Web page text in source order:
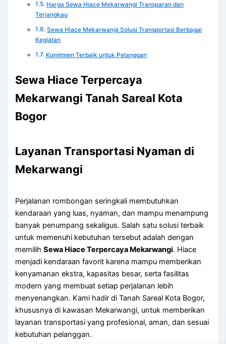
Harga Sewa Hiace Mekarwangi Transparan dan
Terjangkau
Sewa Hiace Mekarwangi Solusi Transportasi Berbagai
Kegiatan
Komitmen Terbaik untuk Pelanggan
Sewa Hiace Terpercaya
Mekarwangi Tanah Sareal Kota
Bogor
Layanan Transportasi Nyaman di
Mekarwangi
Perjalanan rombongan seringkali membutuhkan
kendaraan yang luas, nyaman, dan mampu menampung
banyak penumpang sekaligus. Salah satu solusi terbaik
untuk memenuhi kebutuhan tersebut adalah dengan
memilihSewa Hiace Terpercaya Mekarwangi. Hiace
menjadi kendaraan favorit karena mampu memberikan
kenyamanan ekstra, kapasitas besar, serta fasilitas
modern yang membuat setiap perjalanan lebih
menyenangkan. Kami hadir di Tanah Sareal Kota Bogor,
khususnya di kawasan Mekarwangi, untuk memberikan
layanan transportasi yang profesional, aman, dan sesuai
kebutuhan pelanggan.